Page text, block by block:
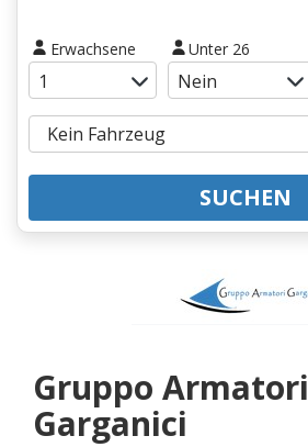
Erwachsene Unter 26
SUCHEN
Gruppo Armatori
Garganici